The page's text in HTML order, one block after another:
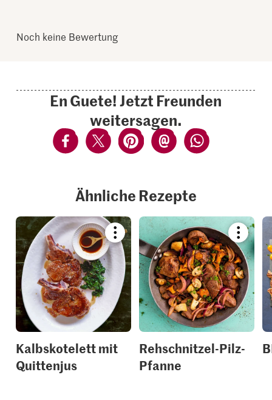
Noch keine Bewertung
En Guete! Jetzt Freunden
weitersagen.
Ähnliche Rezepte
Bookmark
recipe
add
your
collections.
Kalbskotelett mit
Quittenjus
recipe
or
add
it
to
your
Rehschnitzel-Pilz-
Pfanne